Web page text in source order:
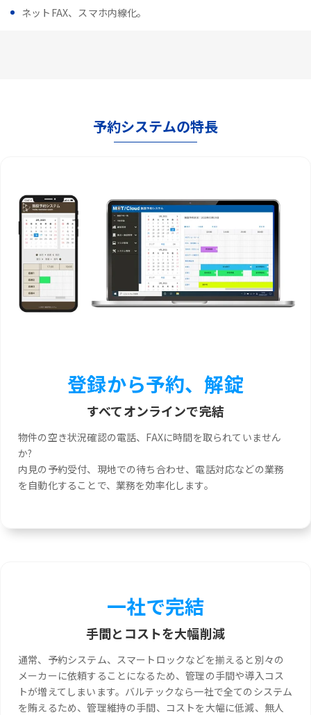
ネットFAX、スマホ内線化。
予約システムの特長
登録から予約、解錠
すべてオンラインで完結
物件の空き状況確認の電話、FAXに時間を取られていません
か?
内見の予約受付、現地での待ち合わせ、電話対応などの業務
を自動化することで、業務を効率化します。
一社で完結
手間とコストを大幅削減
通常、予約システム、スマートロックなどを揃えると別々の
メーカーに依頼することになるため、管理の手間や導入コス
トが増えてしまいます。バルテックなら一社で全てのシステム
を賄えるため、管理維持の手間、コストを大幅に低減、無人